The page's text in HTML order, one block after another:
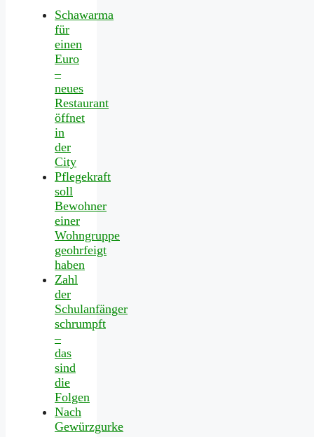
Schawarma
für
einen
Euro
–
neues
Restaurant
öffnet
in
der
City
Pflegekraft
soll
Bewohner
einer
Wohngruppe
geohrfeigt
haben
Zahl
der
Schulanfänger
schrumpft
–
das
sind
die
Folgen
Nach
Gewürzgurke